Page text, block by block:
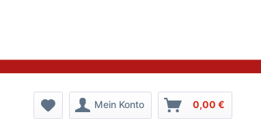
Mein Konto 0,00 €